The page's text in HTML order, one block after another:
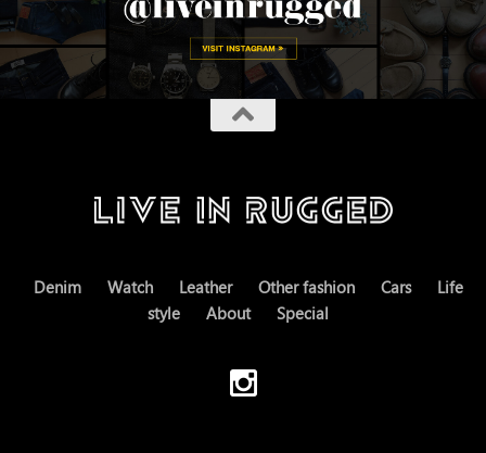
Denim Watch Leather Other fashion Cars
Life
style
About Special